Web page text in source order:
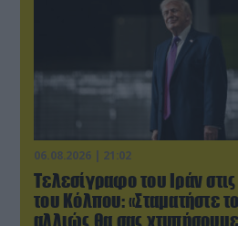
06.08.2026 | 21:02
Τελεσίγραφο του Ιράν
του Κόλπου: «Σταματήστε
αλλιώς θα σας